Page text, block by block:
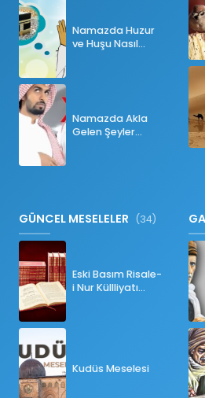
Namazda Huzur
ve Huşu Nasıl
Namazda Akla
Gelen Şeyler
GÜNCEL MESELELER (34)
Eski Basım Risale-
i Nur Küllliyatı
Kudüs Meselesi